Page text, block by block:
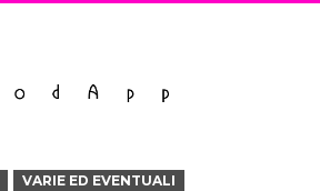
VARIE ED EVENTUALI